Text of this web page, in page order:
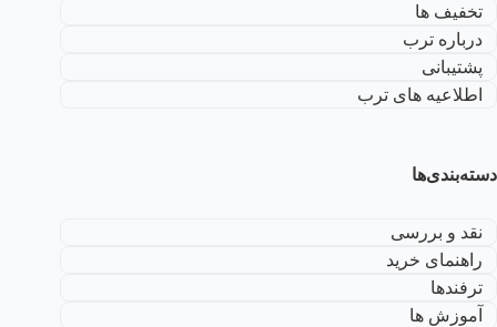
تخفیف ها
درباره ترب
پشتیبانی
اطلاعیه های ترب
دسته‌بندی‌ها
نقد و بررسی
راهنمای خرید
ترفندها
آموزش ها